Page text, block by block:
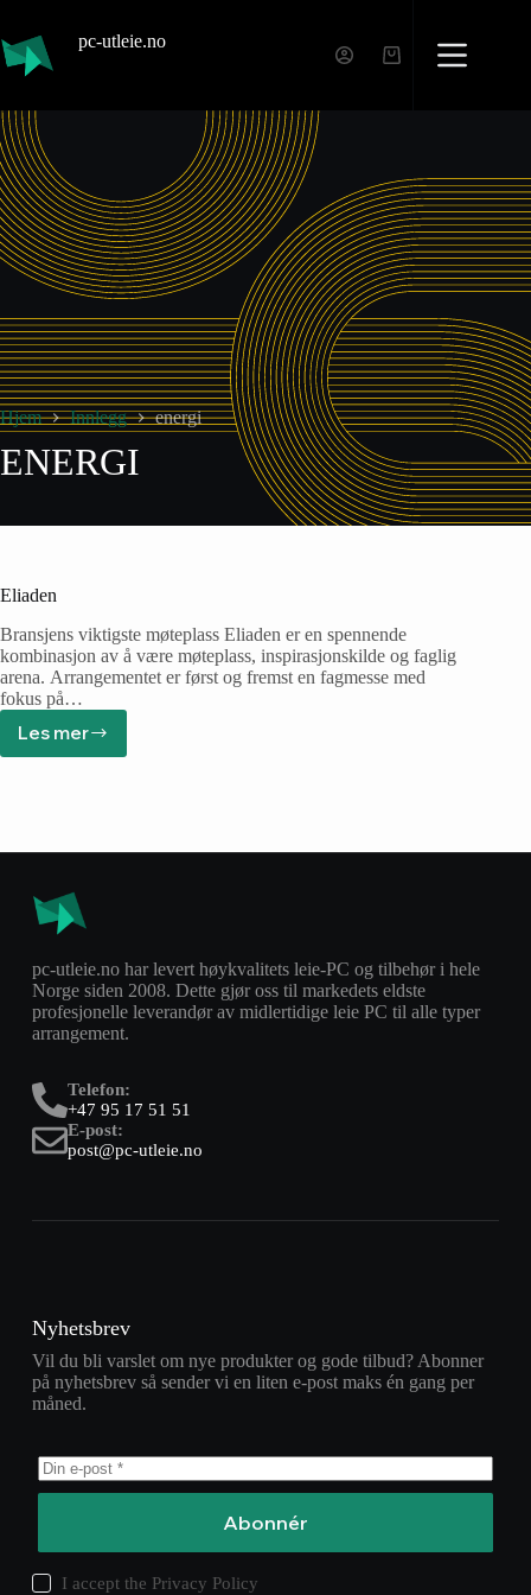
pc-utleie.no
Hjem Innlegg energi
ENERGI
Eliaden
Bransjens viktigste møteplass Eliaden er en spennende
kombinasjon av å være møteplass, inspirasjonskilde og faglig
arena. Arrangementet er først og fremst en fagmesse med
fokus på…
Les mer
pc-utleie.no har levert høykvalitets leie-PC og tilbehør i hele
Norge siden 2008. Dette gjør oss til markedets eldste
profesjonelle leverandør av midlertidige leie PC til alle typer
arrangement.
Telefon:
+47 95 17 51 51
E-post:
post@pc-utleie.no
Nyhetsbrev
Vil du bli varslet om nye produkter og gode tilbud? Abonner
på nyhetsbrev så sender vi en liten e-post maks én gang per
måned.
Abonnér
I accept the Privacy Policy